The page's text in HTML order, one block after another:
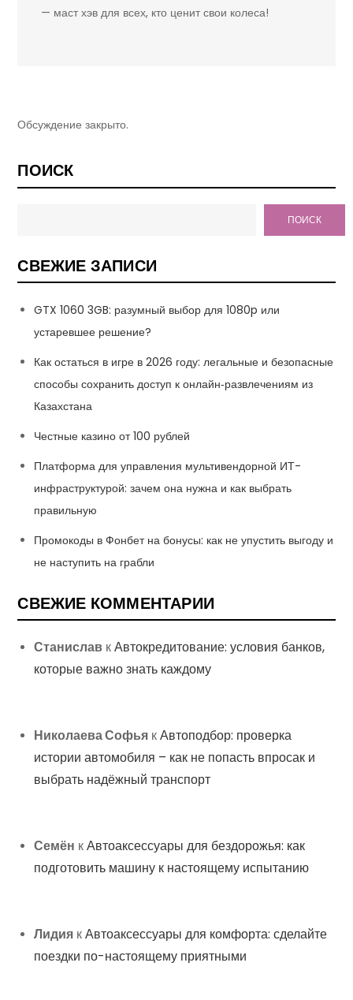
— маст хэв для всех, кто ценит свои колеса!
Обсуждение закрыто.
ПОИСК
ПОИСК
СВЕЖИЕ ЗАПИСИ
GTX 1060 3GB: разумный выбор для 1080p или
устаревшее решение?
Как остаться в игре в 2026 году: легальные и безопасные
способы сохранить доступ к онлайн‑развлечениям из
Казахстана
Честные казино от 100 рублей
Платформа для управления мультивендорной ИТ-
инфраструктурой: зачем она нужна и как выбрать
правильную
Промокоды в Фонбет на бонусы: как не упустить выгоду и
не наступить на грабли
СВЕЖИЕ КОММЕНТАРИИ
Станислав кАвтокредитование: условия банков,
которые важно знать каждому
Николаева Софья кАвтоподбор: проверка
истории автомобиля – как не попасть впросак и
выбрать надёжный транспорт
Семён кАвтоаксессуары для бездорожья: как
подготовить машину к настоящему испытанию
Лидия кАвтоаксессуары для комфорта: сделайте
поездки по-настоящему приятными